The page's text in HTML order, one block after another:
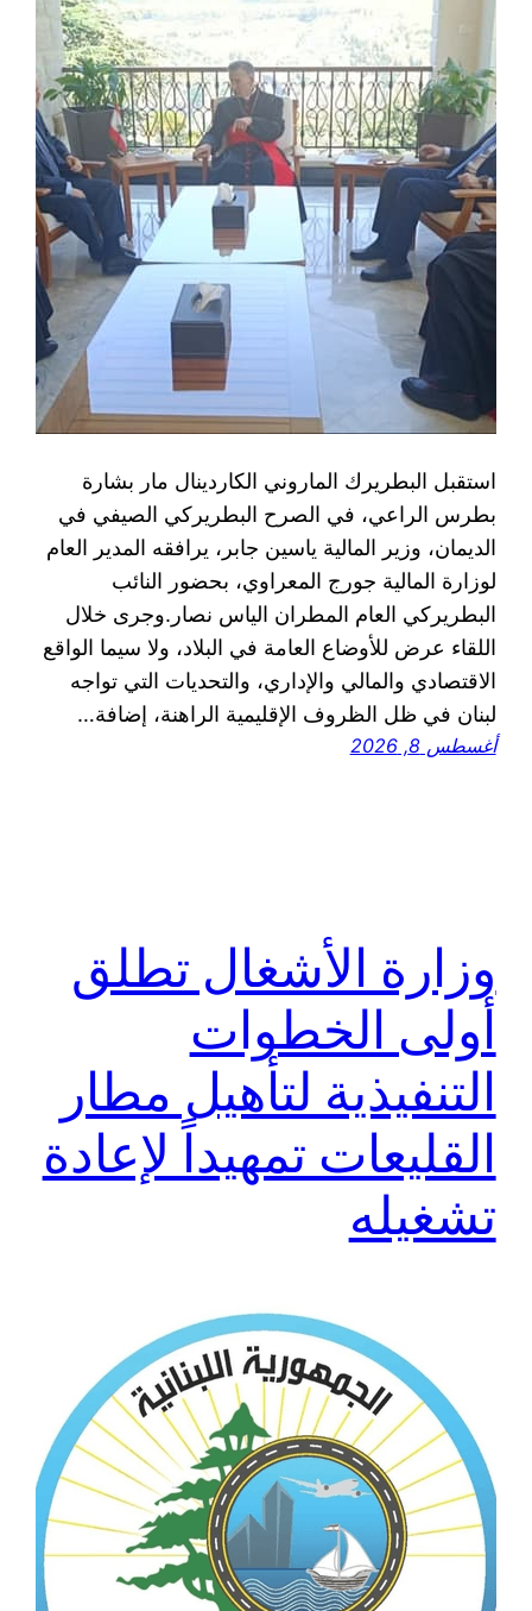
استقبل البطريرك الماروني الكاردينال مار بشارة
بطرس الراعي، في الصرح البطريركي الصيفي في
الديمان، وزير المالية ياسين جابر، يرافقه المدير العام
لوزارة المالية جورج المعراوي، بحضور النائب
البطريركي العام المطران الياس نصار.وجرى خلال
اللقاء عرض للأوضاع العامة في البلاد، ولا سيما الواقع
الاقتصادي والمالي والإداري، والتحديات التي تواجه
لبنان في ظل الظروف الإقليمية الراهنة، إضافة…
أغسطس 8, 2026
وزارة الأشغال تطلق
أولى الخطوات
التنفيذية لتأهيل مطار
القليعات تمهيداً لإعادة
تشغيله